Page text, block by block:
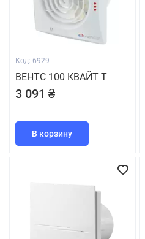
Код: 6929
ВЕНТС 100 КВАЙТ Т
3 091 ₴
В корзину